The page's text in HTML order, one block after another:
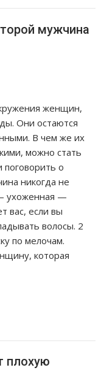
мужчина
женщин,
Они остаются
В чем же их
можно стать
о
никогда не
ухоженная —
вас, если вы
волосы. 2
по мелочам.
которая
плохую